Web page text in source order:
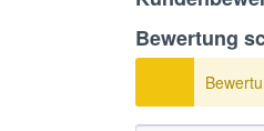
Bewertung